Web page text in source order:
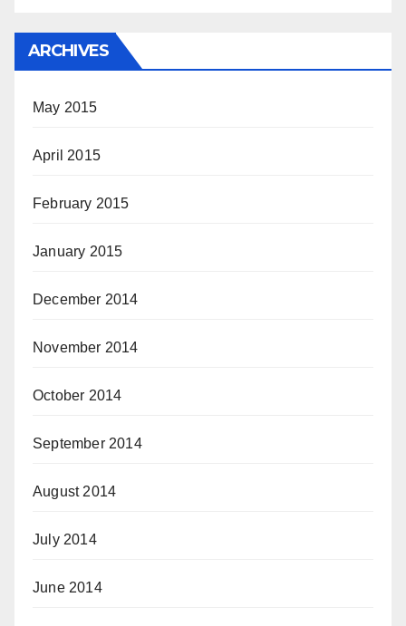
ARCHIVES
May 2015
April 2015
February 2015
January 2015
December 2014
November 2014
October 2014
September 2014
August 2014
July 2014
June 2014